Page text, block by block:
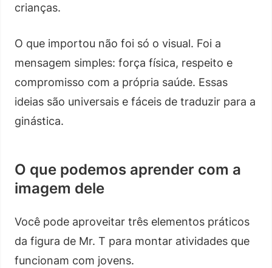
crianças.
O que importou não foi só o visual. Foi a
mensagem simples: força física, respeito e
compromisso com a própria saúde. Essas
ideias são universais e fáceis de traduzir para a
ginástica.
O que podemos aprender com a
imagem dele
Você pode aproveitar três elementos práticos
da figura de Mr. T para montar atividades que
funcionam com jovens.